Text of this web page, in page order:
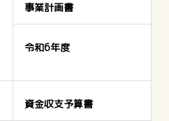
事業計画書
令和6年度
資金収支予算書